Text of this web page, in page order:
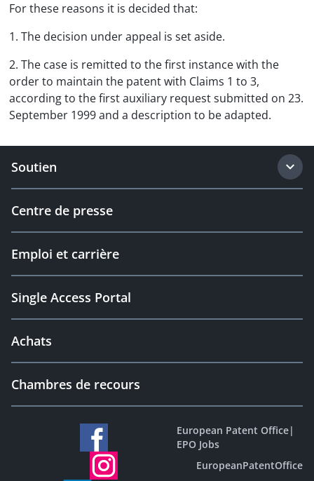
For these reasons it is decided that:
1. The decision under appeal is set aside.
2. The case is remitted to the first instance with the
order to maintain the patent with Claims 1 to 3,
according to the first auxiliary request submitted on 23.
September 1999 and a description to be adapted.
Soutien
Centre de presse
Emploi et carrière
Single Access Portal
Achats
Chambres de recours
European Patent Office|
EPO Jobs
EuropeanPatentOffice